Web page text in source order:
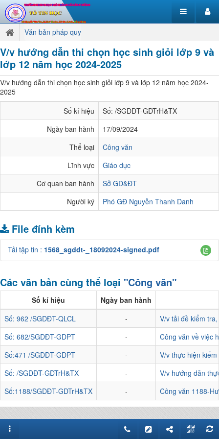
Văn bản pháp quy
V/v hướng dẫn thi chọn học sinh giỏi lớp 9 và
lớp 12 năm học 2024-2025
V/v hướng dẫn thi chọn học sinh giỏi lớp 9 và lớp 12 năm học 2024-
2025
Số kí hiệu
Số: /SGDĐT-GDTrH&TX
Ngày ban hành
17/09/2024
Thể loại
Công văn
Lĩnh vực
Giáo dục
Cơ quan ban hành
Sở GD&ĐT
Người ký
Phó GĐ Nguyễn Thanh Danh
File đính kèm
Tải tập tin : 1568_sgddt-_18092024-signed.pdf
Các văn bản cùng thể loại "Công văn"
Số kí hiệu
Ngày ban hành
Số: 962 /SGDĐT-QLCL
-
V/v tải đề kiểm
Số: 682/SGDĐT-GDPT
-
Công văn về việc
Số:471 /SGDĐT-GDPT
-
V/v thực hiện
Số: /SGDĐT-GDTrH&TX
-
V/v hướng dẫn
Số:1188/SGDĐT-GDTrH&TX
- Công văn 1188-